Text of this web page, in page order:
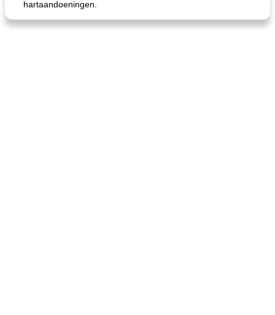
gemakkelijke rijst en hamburger een gerecht diner oma's griessnockerlsuppe (rund- en griesmeelknoedelsoep)
hartaandoeningen.